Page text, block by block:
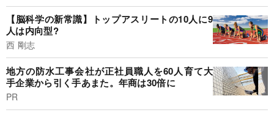
【脳科学の新常識】トップアスリートの10人に9
人は内向型?
西 剛志
地方の防水工事会社が正社員職人を60人育て大
手企業から引く手あまた。年商は30倍に
PR